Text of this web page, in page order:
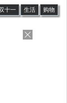
十一 生活 购物